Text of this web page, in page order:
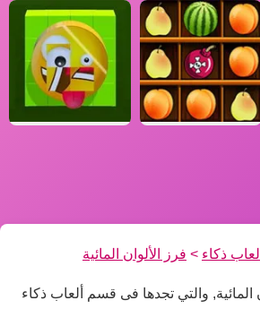
ألعاب ذكاء > فرز الألوان المائية
المائية, والتي تجدها فى قسم ألعاب ذكاء